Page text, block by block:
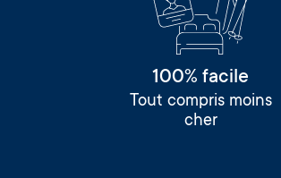
100% facile
Tout compris moins
cher